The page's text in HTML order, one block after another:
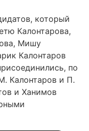
который
Калонтарова,
Мишу
Калонтаров
по
Калонтаров и П.
и Ханимов